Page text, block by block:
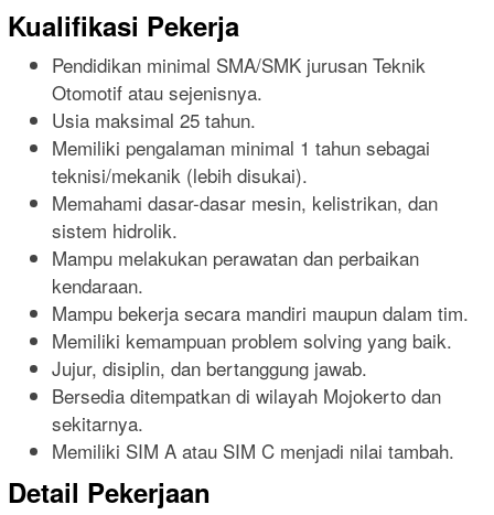
Kualifikasi Pekerja
Pendidikan minimal SMA/SMK jurusan Teknik
Otomotif atau sejenisnya.
Usia maksimal 25 tahun.
Memiliki pengalaman minimal 1 tahun sebagai
teknisi/mekanik (lebih disukai).
Memahami dasar-dasar mesin, kelistrikan, dan
sistem hidrolik.
Mampu melakukan perawatan dan perbaikan
kendaraan.
Mampu bekerja secara mandiri maupun dalam tim.
Memiliki kemampuan problem solving yang baik.
Jujur, disiplin, dan bertanggung jawab.
Bersedia ditempatkan di wilayah Mojokerto dan
sekitarnya.
Memiliki SIM A atau SIM C menjadi nilai tambah.
Detail Pekerjaan